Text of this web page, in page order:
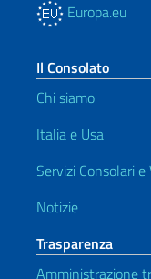
Europa.eu
Il Consolato
Chi siamo
Italia e Usa
Servizi Consolari e
Notizie
Trasparenza
Amministrazione